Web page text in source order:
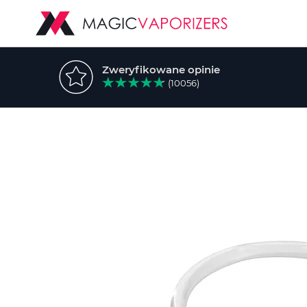
Zweryfikowane opinie
(10056)